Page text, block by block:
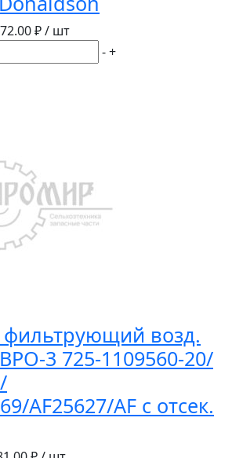
₽ / шт
-+
возд.
3 725-1109560-20/
AF25627/AF с отсек.